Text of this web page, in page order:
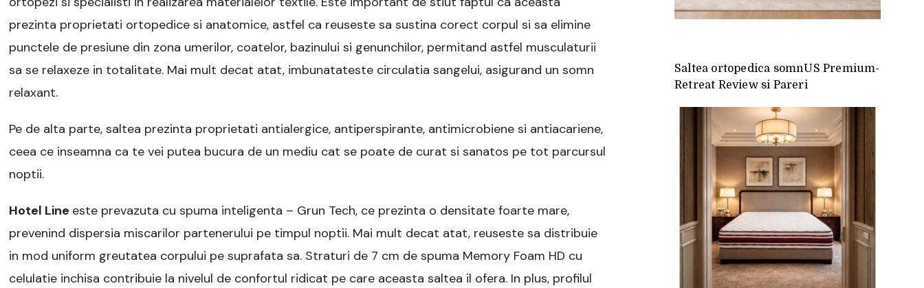
prezinta proprietati ortopedice si anatomice, astfel ca reuseste sa sustina corect corpul si sa elimine
punctele de presiune din zona umerilor, coatelor, bazinului si genunchilor, permitand astfel musculaturii
sa se relaxeze in totalitate. Mai mult decat atat, imbunatateste circulatia sangelui, asigurand un somn
relaxant.
Pe de alta parte, saltea prezinta proprietati antialergice, antiperspirante, antimicrobiene si antiacariene,
ceea ce inseamna ca te vei putea bucura de un mediu cat se poate de curat si sanatos pe tot parcursul
noptii.
Hotel Line este prevazuta cu spuma inteligenta – Grun Tech, ce prezinta o densitate foarte mare,
prevenind dispersia miscarilor partenerului pe timpul noptii. Mai mult decat atat, reuseste sa distribuie
in mod uniform greutatea corpului pe suprafata sa. Straturi de 7 cm de spuma Memory Foam HD cu
celulatie inchisa contribuie la nivelul de confortul ridicat pe care aceasta saltea il ofera. In plus, profilul
Saltea ortopedica somnUS Premium-
Retreat Review si Pareri